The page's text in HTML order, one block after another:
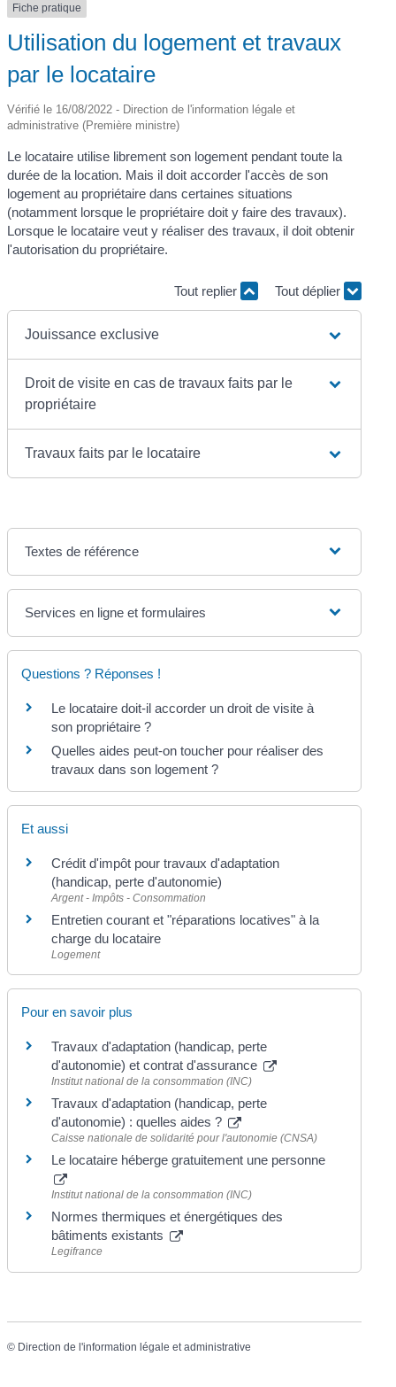
Fiche pratique
Utilisation du logement et travaux
par le locataire
Vérifié le 16/08/2022 - Direction de l'information légale et
administrative (Première ministre)
Le locataire utilise librement son logement pendant toute la
durée de la location. Mais il doit accorder l'accès de son
logement au propriétaire dans certaines situations
(notamment lorsque le propriétaire doit y faire des travaux).
Lorsque le locataire veut y réaliser des travaux, il doit obtenir
l'autorisation du propriétaire.
Tout replier Tout déplier
Jouissance exclusive
Droit de visite en cas de travaux faits par le
propriétaire
Travaux faits par le locataire
Textes de référence
Services en ligne et formulaires
Questions ? Réponses !
Le locataire doit-il accorder un droit de visite à
son propriétaire ?
Quelles aides peut-on toucher pour réaliser des
travaux dans son logement ?
Et aussi
Crédit d'impôt pour travaux d'adaptation
(handicap, perte d'autonomie)
Argent - Impôts - Consommation
Entretien courant et "réparations locatives" à la
charge du locataire
Logement
Pour en savoir plus
Travaux d'adaptation (handicap, perte
d'autonomie) et contrat d'assurance
Institut national de la consommation (INC)
Travaux d'adaptation (handicap, perte
d'autonomie) : quelles aides ?
Caisse nationale de solidarité pour l'autonomie (CNSA)
Le locataire héberge gratuitement une personne
Institut national de la consommation (INC)
Normes thermiques et énergétiques des
bâtiments existants
Legifrance
© Direction de l'information légale et administrative